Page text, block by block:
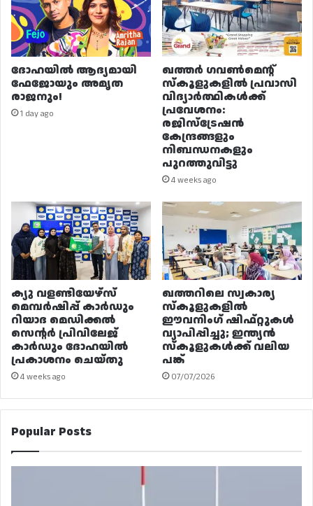
ദോഹയിൽ ആദ്യമായി
ഫേജോയും അമൃത
രാജനും!
1 day ago
ഖത്തർ ഗവൺമെന്റ്
സ്കൂളുകളിൽ പ്രവാസി
വിദ്യാർത്ഥികൾക്ക്
പ്രവേശനം:
രജിസ്ട്രേഷൻ
കേന്ദ്രങ്ങളും
നിബന്ധനകളും
പുറത്തുവിട്ടു
4 weeks ago
ക്യു വളണ്ടിയേഴ്‌സ്
മെമ്പർഷിപ്പ് കാർഡും
റിയാദ മെഡിക്കൽ
സെന്റർ പ്രിവിലേജ്
കാർഡും ദോഹയിൽ
പ്രകാശനം ചെയ്തു
4 weeks ago
ഖത്തറിലെ സ്വകാര്യ
സ്കൂളുകളിൽ
ഈവനിംഗ് ഷിഫ്റ്റുകൾ
വ്യാപിപ്പിച്ചു; ഇന്ത്യൻ
സ്കൂളുകൾക്ക് വലിയ
പങ്ക്
07/07/2026
Popular Posts